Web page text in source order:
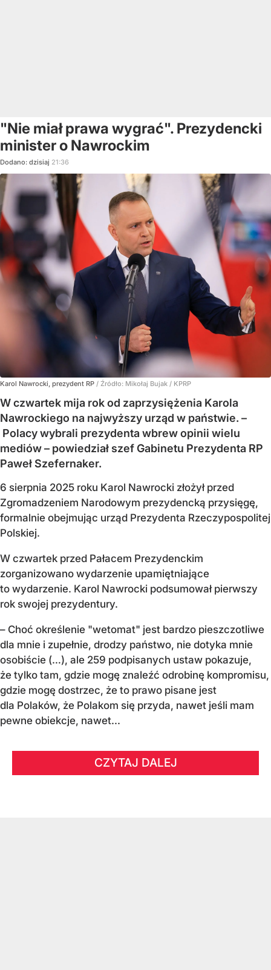
"Nie miał prawa wygrać". Prezydencki
minister o Nawrockim
Dodano: dzisiaj 21:36
Karol Nawrocki, prezydent RP / Źródło: Mikołaj Bujak / KPRP
W czwartek mija rok od zaprzysiężenia Karola
Nawrockiego na najwyższy urząd w państwie. –
Polacy wybrali prezydenta wbrew opinii wielu
mediów – powiedział szef Gabinetu Prezydenta RP
Paweł Szefernaker.
6 sierpnia 2025 roku Karol Nawrocki złożył przed
Zgromadzeniem Narodowym prezydencką przysięgę,
formalnie obejmując urząd Prezydenta Rzeczypospolitej
Polskiej.
W czwartek przed Pałacem Prezydenckim
zorganizowano wydarzenie upamiętniające
to wydarzenie. Karol Nawrocki podsumował pierwszy
rok swojej prezydentury.
– Choć określenie "wetomat" jest bardzo pieszczotliwe
dla mnie i zupełnie, drodzy państwo, nie dotyka mnie
osobiście (…), ale 259 podpisanych ustaw pokazuje,
że tylko tam, gdzie mogę znaleźć odrobinę kompromisu,
gdzie mogę dostrzec, że to prawo pisane jest
dla Polaków, że Polakom się przyda, nawet jeśli mam
pewne obiekcje, nawet...
CZYTAJ DALEJ